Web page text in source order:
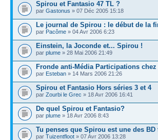
Spirou et Fantasio 47 TL ?
par Gastonus » 07 Déc 2005 15:18
Le journal de Spirou : le début de la
par Pacôme » 04 Avr 2006 6:23
Einstein, la Joconde et... Spirou !
par plume » 28 Mai 2006 21:49
Fronde anti-Média Participations
par Esteban » 14 Mars 2006 21:26
Spirou et Fantasio Hors séries 3 et 4
par Zourbi le Grec » 18 Avr 2006 16:41
De quel Spirou et Fantasio?
par plume » 18 Avr 2006 8:43
Tu penses que Spirou est une des
par Tuizentfloot » 07 Avr 2006 13:28